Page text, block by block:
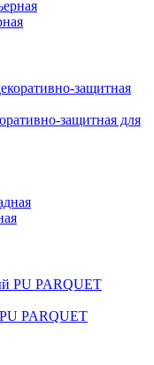
защитная для
PARQUET